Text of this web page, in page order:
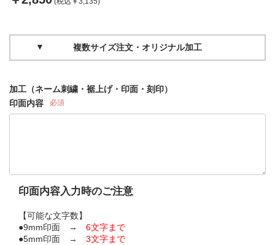
複数サイズ注文・オリジナル加工
加工（ネーム刺繍・裾上げ・印面・刻印）
印面内容
必須
印面内容入力時のご注意
【可能な文字数】
●9mm印面 → 6文字まで
●5mm印面 → 3文字まで